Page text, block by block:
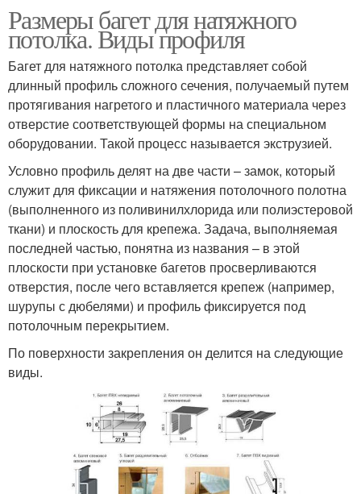
Размеры багет для натяжного
потолка. Виды профиля
Багет для натяжного потолка представляет собой
длинный профиль сложного сечения, получаемый путем
протягивания нагретого и пластичного материала через
отверстие соответствующей формы на специальном
оборудовании. Такой процесс называется экструзией.
Условно профиль делят на две части – замок, который
служит для фиксации и натяжения потолочного полотна
(выполненного из поливинилхлорида или полиэстеровой
ткани) и плоскость для крепежа. Задача, выполняемая
последней частью, понятна из названия – в этой
плоскости при установке багетов просверливаются
отверстия, после чего вставляется крепеж (например,
шурупы с дюбелями) и профиль фиксируется под
потолочным перекрытием.
По поверхности закрепления он делится на следующие
виды.